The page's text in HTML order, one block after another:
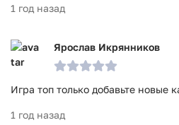
1 год назад
Ярослав Икрянников
Игра топ только добавьте новые
1 год назад